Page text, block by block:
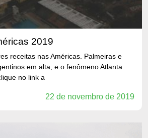
2019
receitas nas Américas. Palmeiras e
em alta, e o fenômeno Atlanta
no link a
22 de novembro de 2019